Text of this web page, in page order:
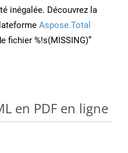
inégalée. Découvrez la
Aspose.Total
fichier %!s(MISSING)”
en PDF en ligne